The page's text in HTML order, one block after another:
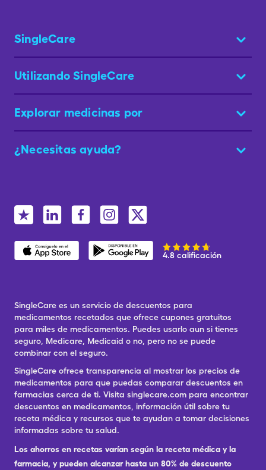
SingleCare
Utilizando SingleCare
Explorar medicinas por
¿Necesitas ayuda?
4.8 calificación
SingleCare es un servicio de descuentos para
medicamentos recetados que ofrece cupones gratuitos
para miles de medicamentos. Puedes usarlo aun si tienes
seguro, Medicare, Medicaid o no, pero no se puede
combinar con el seguro.
SingleCare ofrece transparencia al mostrar los precios de
medicamentos para que puedas comparar descuentos en
farmacias cerca de ti. Visita singlecare.com para encontrar
descuentos en medicamentos, información útil sobre tu
receta médica y recursos que te ayudan a tomar decisiones
informadas sobre tu salud.
Los ahorros en recetas varían según la receta médica y la
farmacia, y pueden alcanzar hasta un 80% de descuento